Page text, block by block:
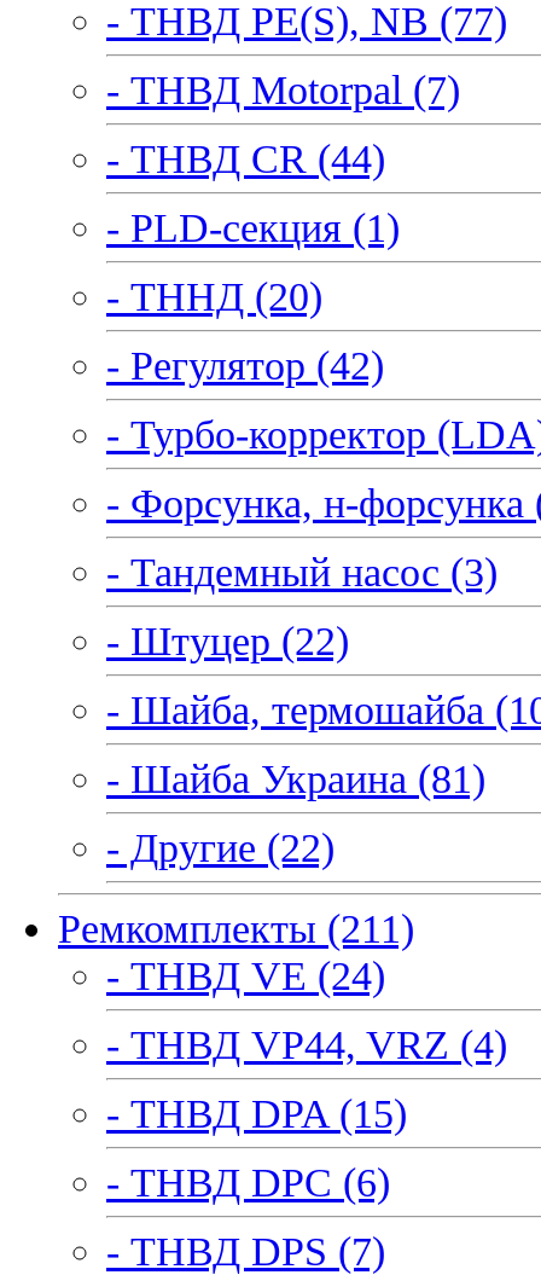
- ТНВД PE(S), NB (77)
- ТНВД Motorpal (7)
- ТНВД CR (44)
- PLD-секция (1)
- ТННД (20)
- Регулятор (42)
- Турбо-корректор
- Форсунка, н-форсунка
- Тандемный насос (3)
- Штуцер (22)
- Шайба, термошайба
- Шайба Украина (81)
- Другие (22)
Ремкомплекты (211)
- ТНВД VE (24)
- ТНВД VP44, VRZ (4)
- ТНВД DPA (15)
- ТНВД DPC (6)
- ТНВД DPS (7)